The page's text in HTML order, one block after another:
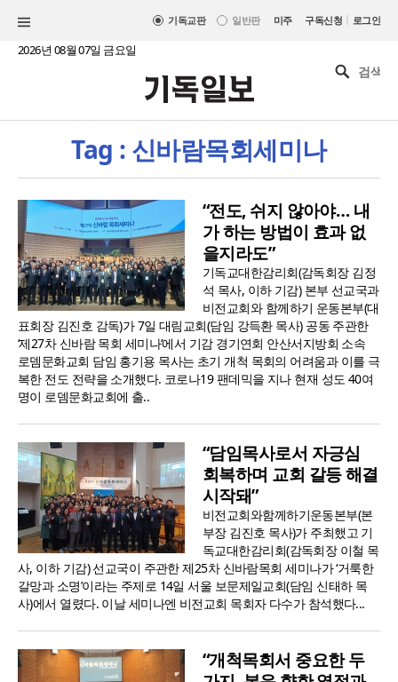
기독교판 일반판 미주 구독신청 | 로그인
2026년 08월 07일 금요일
Tag : 신바람목회세미나
“전도, 쉬지 않아야… 내
가 하는 방법이 효과 없
을지라도”
기독교대한감리회(감독회장 김정
석 목사, 이하 기감) 본부 선교국과
비전교회와 함께하기 운동본부(대
표회장 김진호 감독)가 7일 대림교회(담임 강득환 목사) 공동 주관한
‘제27차 신바람 목회 세미나’에서 기감 경기연회 안산서지방회 소속
로뎀문화교회 담임 홍기용 목사는 초기 개척 목회의 어려움과 이를 극
복한 전도 전략을 소개했다. 코로나19 팬데믹을 지나 현재 성도 40여
명이 로뎀문화교회에 출..
“담임목사로서 자긍심
회복하며 교회 갈등 해결
시작돼”
비전교회와함께하기운동본부(본
부장 김진호 목사)가 주최했고 기
독교대한감리회(감독회장 이철 목
사, 이하 기감) 선교국이 주관한 제25차 신바람목회 세미나가 ‘거룩한
갈망과 소명’이라는 주제로 14일 서울 보문제일교회(담임 신태하 목
사)에서 열렸다. 이날 세미나엔 비전교회 목회자 다수가 참석했다...
“개척목회서 중요한 두